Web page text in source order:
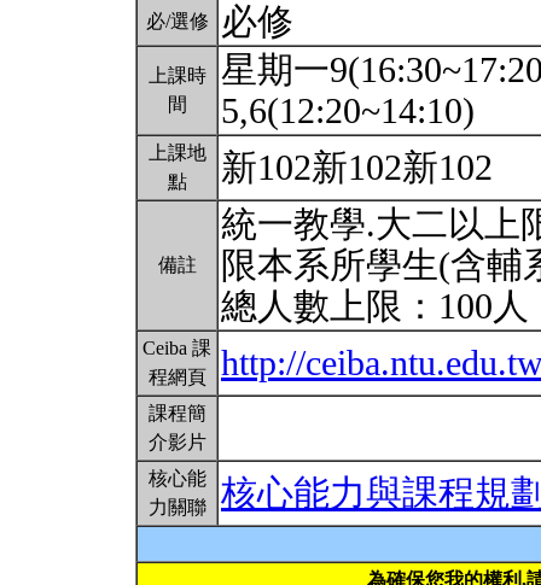
必/選修 必修
上課時
間
星期一
5,6(12:20~14:10)
上課地
點
新102新102新102
備註
統一教學.大二以上
限本系所學生(含輔
總人數上限：100人
Ceiba 課
程網頁
http://
課程簡
介影片
核心能
力關聯
核心能力與課程規
為確保您我的權利,